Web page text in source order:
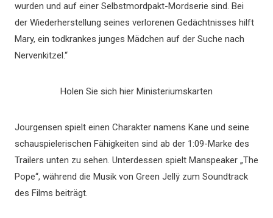
wurden und auf einer Selbstmordpakt-Mordserie sind. Bei
der Wiederherstellung seines verlorenen Gedächtnisses hilft
Mary, ein todkrankes junges Mädchen auf der Suche nach
Nervenkitzel.“
Holen Sie sich hier Ministeriumskarten
Jourgensen spielt einen Charakter namens Kane und seine
schauspielerischen Fähigkeiten sind ab der 1:09-Marke des
Trailers unten zu sehen. Unterdessen spielt Manspeaker „The
Pope“, während die Musik von Green Jellÿ zum Soundtrack
des Films beiträgt.